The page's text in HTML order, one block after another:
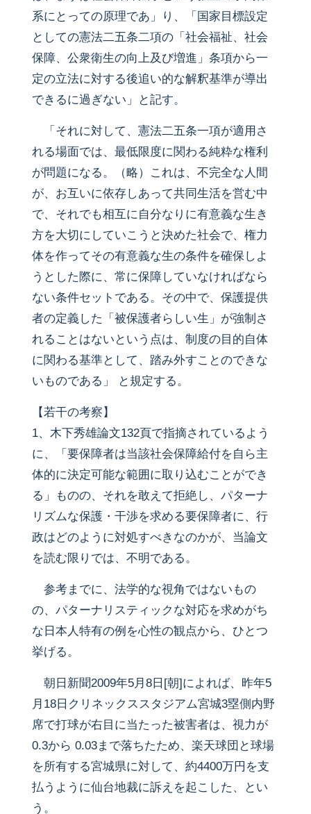
系にとっての原理であ」り、「国家目標設定
としての憲法二五条二項の「社会福祉、社会
保障、公衆衛生の向上及び増進」条項から一
定の立法に対する後追い的な解釈基準が導出
できるに過ぎない」と記す。
「それに対して、憲法二五条一項が適用さ
れる場面では、最低限度に関わる純粋な権利
が問題になる。（略）これは、不完全な人間
が、お互いに依存しあって共同生活を営む中
で、それでも相互に自分なりに有意義な生き
方を大切にしていこうと決めた社会で、権力
体を作ってその有意義な生の条件を確保しよ
うとした際に、常に保障していなければなら
ない条件セットである。その中で、保護提供
者の定義した「被保護者らしい生」が強制さ
れることはないという点は、制度の目的自体
に関わる基準として、踏み外すことのできな
いものである」 と規定する。
【若干の考察】
1、木下秀雄論文132頁で指摘されているよう
に、「要保障者は当該社会保障給付を自ら主
体的に決定可能な範囲に取り込むことができ
る」ものの、それを敢えて拒絶し、パターナ
リズムな保護・干渉を求める要保障者に、行
政はどのように対処すべきなのかが、当論文
を読む限りでは、不明である。
参考までに、法学的な視角ではないもの
の、パターナリスティックな対応を求めがち
な日本人特有の例を心性の観点から、ひとつ
挙げる。
朝日新聞2009年5月8日[朝]によれば、昨年5
月18日クリネックススタジアム宮城3塁側内野
席で打球が右目に当たった被害者は、視力が
0.3から 0.03まで落ちたため、楽天球団と球場
を所有する宮城県に対して、約4400万円を支
払うように仙台地裁に訴えを起こした、とい
う。